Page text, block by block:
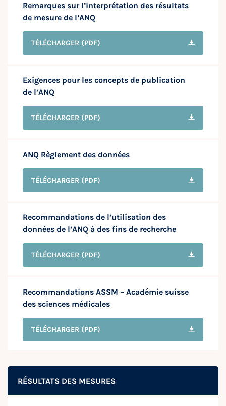
RÉSULTATS DES MESURES
Remarques sur l’interprétation des résultats
de mesure de l’ANQ
TÉLÉCHARGER (PDF)
Exigences pour les concepts de publication
de l’ANQ
TÉLÉCHARGER (PDF)
ANQ Règlement des données
TÉLÉCHARGER (PDF)
Recommandations de l’utilisation des
données de l’ANQ à des fins de recherche
TÉLÉCHARGER (PDF)
Recommandations ASSM – Académie suisse
des sciences médicales
TÉLÉCHARGER (PDF)